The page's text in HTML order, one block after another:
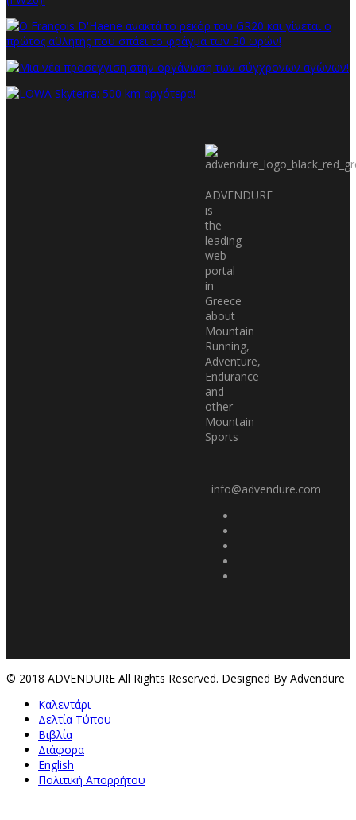
ADVENDURE
is
the
leading
web
portal
in
Greece
about
Mountain
Running,
Adventure,
Endurance
and
other
Mountain
Sports
info@advendure.com
© 2018 ADVENDURE All Rights Reserved. Designed By Advendure
Καλεντάρι
Δελτία Τύπου
Βιβλία
Διάφορα
English
Πολιτική Απορρήτου